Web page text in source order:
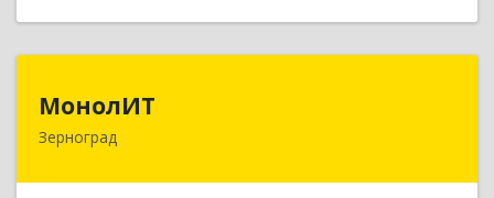
МонолИТ
Зерноград347740, Ростовская обл, Зерноградский р-н,